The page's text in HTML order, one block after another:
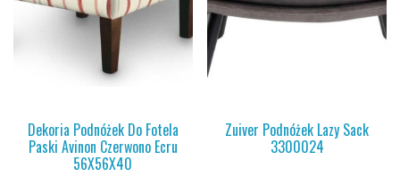
Dekoria Podnóżek Do Fotela
Paski Avinon Czerwono Ecru
56X56X40
Zuiver Podnóżek Lazy Sack
3300024